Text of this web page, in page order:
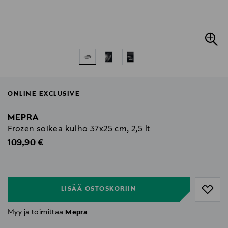
ONLINE EXCLUSIVE
MEPRA
Frozen soikea kulho 37x25 cm, 2,5 lt
Original Price
109,90 €
LISÄÄ OSTOSKORIIN
Myy ja toimittaa Mepra